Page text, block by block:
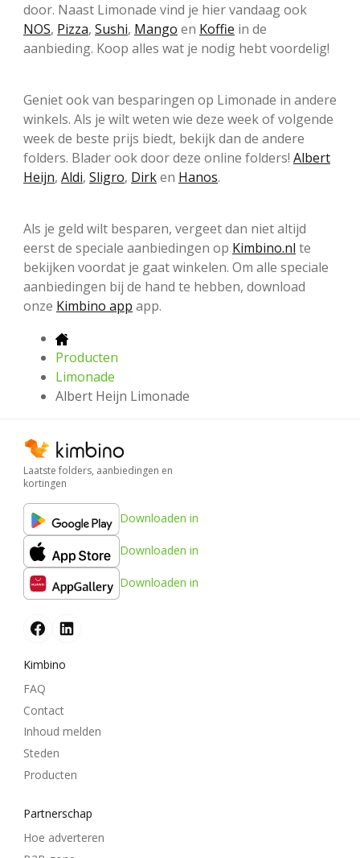
door. Naast Limonade vind je hier vandaag ook
NOS, Pizza, Sushi, Mango en Koffie in de
aanbieding. Koop alles wat je nodig hebt voordelig!
Geniet ook van besparingen op Limonade in andere
winkels. Als je wilt weten wie deze week of volgende
week de beste prijs biedt, bekijk dan de andere
folders. Blader ook door deze online folders! Albert
Heijn, Aldi, Sligro, Dirken Hanos.
Als je geld wilt besparen, vergeet dan niet altijd
eerst de speciale aanbiedingen op Kimbino.nl te
bekijken voordat je gaat winkelen. Om alle speciale
aanbiedingen bij de hand te hebben, download
onze Kimbino app app.
Producten
Limonade
Albert Heijn Limonade
Laatste folders, aanbiedingen en
kortingen
Downloaden in
Downloaden in
Downloaden in
Kimbino
FAQ
Contact
Inhoud melden
Steden
Producten
Partnerschap
Hoe adverteren